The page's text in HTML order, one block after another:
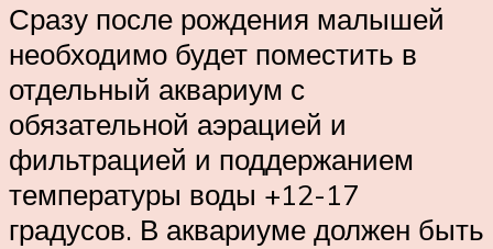
Сразу после рождения малышей
необходимо будет поместить в
отдельный аквариум с
обязательной аэрацией и
фильтрацией и поддержанием
температуры воды +12-17
градусов. В аквариуме должен быть